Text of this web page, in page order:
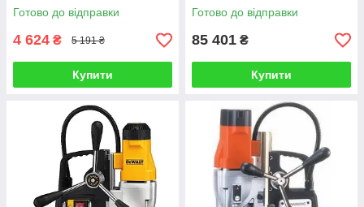
Готово до відправки
4 624 ₴ 5 191 ₴
Купити
Готово до відправки
85 401 ₴
Купити